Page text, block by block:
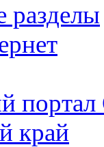
разделы
портал
край